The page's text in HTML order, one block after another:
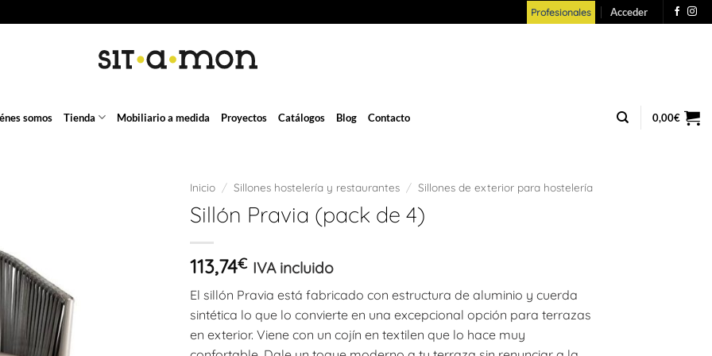
Profesionales Acceder
somos Tienda Mobiliario a medida Proyectos Catálogos Blog Contacto 0,00€
Inicio / Sillones hostelería y restaurantes / Sillones de exterior para hostelería
Sillón Pravia (pack de 4)
113,74€ IVA incluido
El sillón Pravia está fabricado con estructura de aluminio y cuerda
sintética lo que lo convierte en una excepcional opción para terrazas
en exterior. Viene con un cojín en textilen que lo hace muy